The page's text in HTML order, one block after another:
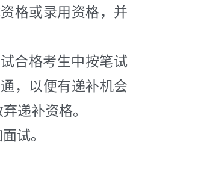
格或录用资格，并
合格考生中按笔试
，以便有递补机会
递补资格。
试。